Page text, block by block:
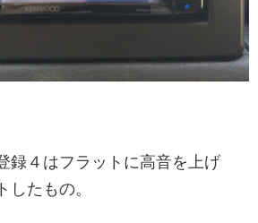
録４はフラットに高音を上げ
したもの。